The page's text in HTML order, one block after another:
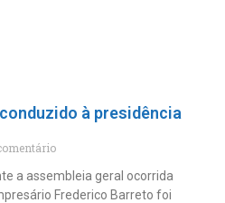
à presidência
a assembleia geral ocorrida
Frederico Barreto foi